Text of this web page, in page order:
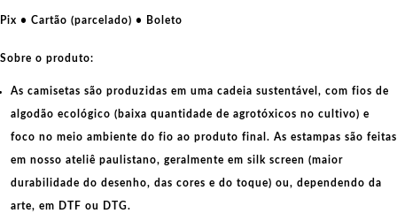
Seize
time
Pix • Cartão (parcelado) • Boleto
Sobre o produto:
As camisetas são produzidas em uma cadeia sustentável, com fios de
algodão ecológico (baixa quantidade de agrotóxicos no cultivo) e
foco no meio ambiente do fio ao produto final. As estampas são feitas
em nosso ateliê paulistano, geralmente em silk screen (maior
durabilidade do desenho, das cores e do toque) ou, dependendo da
arte, em DTF ou DTG.